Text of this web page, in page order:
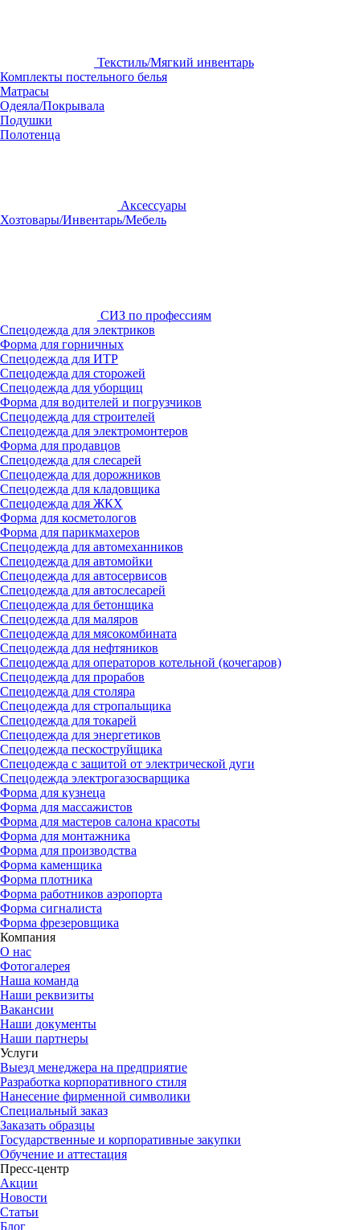
Текстиль/Мягкий инвентарь
Комплекты постельного белья
Матрасы
Одеяла/Покрывала
Подушки
Полотенца
Аксессуары
Хозтовары/Инвентарь/Мебель
СИЗ по профессиям
Спецодежда для электриков
Форма для горничных
Спецодежда для ИТР
Спецодежда для сторожей
Спецодежда для уборщиц
Форма для водителей и погрузчиков
Спецодежда для строителей
Спецодежда для электромонтеров
Форма для продавцов
Спецодежда для слесарей
Спецодежда для дорожников
Спецодежда для кладовщика
Спецодежда для ЖКХ
Форма для косметологов
Форма для парикмахеров
Спецодежда для автомеханников
Спецодежда для автомойки
Спецодежда для автосервисов
Спецодежда для автослесарей
Спецодежда для бетонщика
Спецодежда для маляров
Спецодежда для мясокомбината
Спецодежда для нефтяников
Спецодежда для операторов котельной (кочегаров)
Спецодежда для прорабов
Спецодежда для столяра
Спецодежда для стропальщика
Спецодежда для токарей
Спецодежда для энергетиков
Спецодежда пескоструйщика
Спецодежда с защитой от электрической дуги
Спецодежда электрогазосварщика
Форма для кузнеца
Форма для массажистов
Форма для мастеров салона красоты
Форма для монтажника
Форма для производства
Форма каменщика
Форма плотника
Форма работников аэропорта
Форма сигналиста
Форма фрезеровщика
Компания
О нас
Фотогалерея
Наша команда
Наши реквизиты
Вакансии
Наши документы
Наши партнеры
Услуги
Выезд менеджера на предприятие
Разработка корпоративного стиля
Нанесение фирменной символики
Специальный заказ
Заказать образцы
Государственные и корпоративные закупки
Обучение и аттестация
Пресс-центр
Акции
Новости
Статьи
Блог